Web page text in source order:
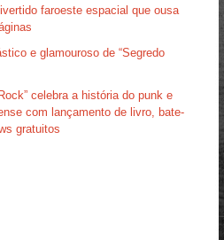
faroeste espacial que ousa
e glamouroso de “Segredo
celebra a história do punk e
com lançamento de livro, bate-
gratuitos